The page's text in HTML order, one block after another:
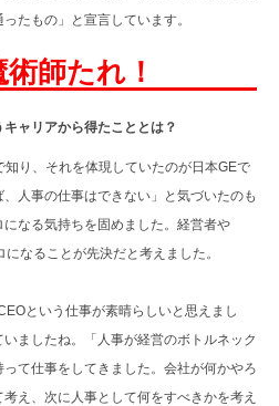
たもの」と宣言しています。
師たれ！
ャリアから得たこととは？
り、それを体現していたのが日本GEで
人事の仕事はできない」と気づいたのも
なる気持ちを固めました。経営者や
なることが先決だと考えました。
という仕事が素晴らしいと思えまし
ましたね。「人事が経営のボトルネック
て仕事をしてきました。会社が何かやろ
え、次に人事として何をすべきかを考え